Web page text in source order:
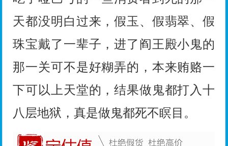
天都没明白过来，假玉、假翡翠、假
珠宝戴了一辈子，进了阎王殿小鬼的
那一关可不是好糊弄的，本来贿赂一
下可以上天堂的，结果做鬼都打入十
八层地狱，真是做鬼都死不瞑目。